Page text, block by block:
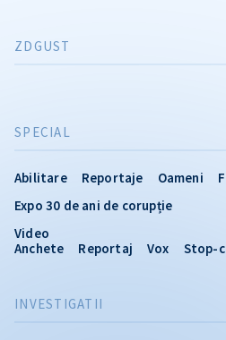
INVESTIGATII
SPECIAL
Abilitare Reportaje Oameni
Expo 30 de ani de corupție
Video
Anchete
Reportaj Vox Stop-
ZDGUST